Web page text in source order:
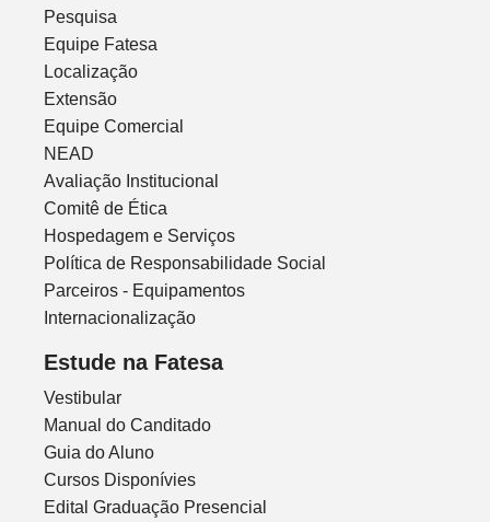
Pesquisa
Equipe Fatesa
Localização
Extensão
Equipe Comercial
NEAD
Avaliação Institucional
Comitê de Ética
Hospedagem e Serviços
Política de Responsabilidade Social
Parceiros - Equipamentos
Internacionalização
Estude na Fatesa
Vestibular
Manual do Canditado
Guia do Aluno
Cursos Disponívies
Edital Graduação Presencial